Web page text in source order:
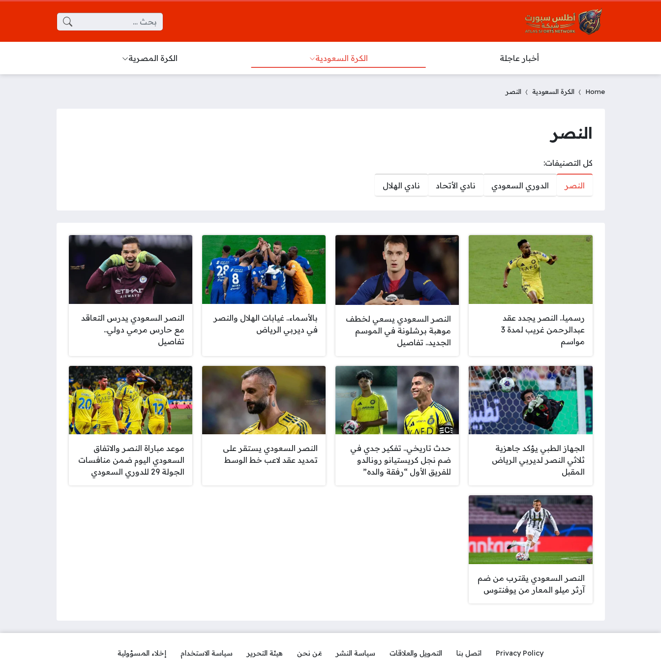
البحث عن:
أخبار عاجلة الكرة السعودية الكرة المصرية
Home الكرة السعودية النصر
النصر
كل التصنيفات:
الدوري السعودي النصر نادي الأتحاد نادي الهلال
رسميا.. النصر يجدد عقد
عبدالرحمن غريب لمدة 3
مواسم
النصر السعودي يسعي لخطف
موهبة برشلونة في الموسم
الجديد.. تفاصيل
بالأسماء.. غيابات الهلال والنصر
في ديربي الرياض
النصر السعودي يدرس التعاقد
مع حارس مرمي دولي..
تفاصيل
الجهاز الطبي يؤكد جاهزية
ثلاثي النصر لديربي الرياض
المقبل
حدث تاريخي.. تفكير جدي في
ضم نجل كريستيانو رونالدو
للفريق الأول “رفقة والده”
النصر السعودي يستقر على
تمديد عقد لاعب خط الوسط
موعد مباراة النصر والاتفاق
السعودي اليوم ضمن منافسات
الجولة 29 للدوري السعودي
النصر السعودي يقترب من ضم
آرثر ميلو المعار من يوفنتوس
Privacy Policy اتصل بنا التمويل والعلاقات سياسة النشر مَن نحن هيئة التحرير سياسة الاستخدام إخلاء المسؤولية